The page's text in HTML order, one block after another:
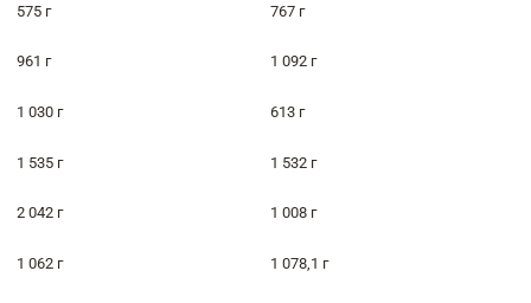
575 г 767 г
961 г 1 092 г
1 030 г 613 г
1 535 г 1 532 г
2 042 г 1 008 г
1 062 г 1 078,1 г